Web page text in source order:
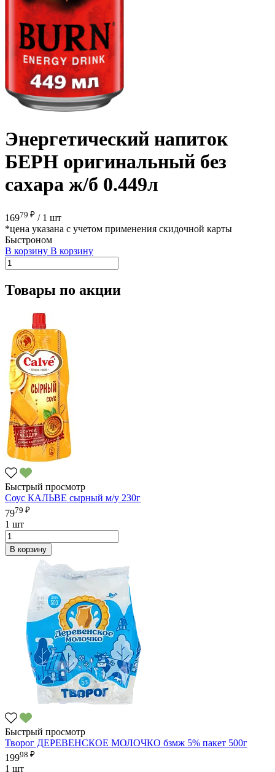
Энергетический напиток
БЕРН оригинальный без
сахара ж/б 0.449л
16979 ₽ / 1 шт
*цена указана с учетом применения скидочной карты
Быстроном
В корзину В корзину
Товары по акции
Быстрый просмотр
Соус КАЛЬВЕ сырный м/у 230г
7979 ₽
1 шт
В корзину
Быстрый просмотр
Творог ДЕРЕВЕНСКОЕ МОЛОЧКО бзмж 5% пакет 500г
19998 ₽
1 шт